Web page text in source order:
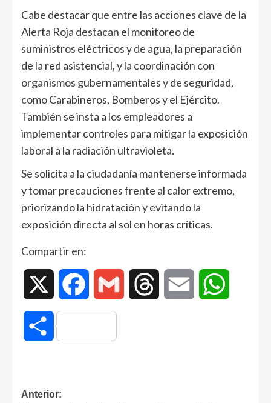
Cabe destacar que entre las acciones clave de la
Alerta Roja destacan el monitoreo de
suministros eléctricos y de agua, la preparación
de la red asistencial, y la coordinación con
organismos gubernamentales y de seguridad,
como Carabineros, Bomberos y el Ejército.
También se insta a los empleadores a
implementar controles para mitigar la exposición
laboral a la radiación ultravioleta.
Se solicita a la ciudadanía mantenerse informada
y tomar precauciones frente al calor extremo,
priorizando la hidratación y evitando la
exposición directa al sol en horas críticas.
Compartir en:
Facebook Gmail Threads Email
Compartir
Anterior: